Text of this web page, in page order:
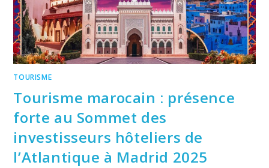
TOURISME
Tourisme marocain : présence
forte au Sommet des
investisseurs hôteliers de
l’Atlantique à Madrid 2025